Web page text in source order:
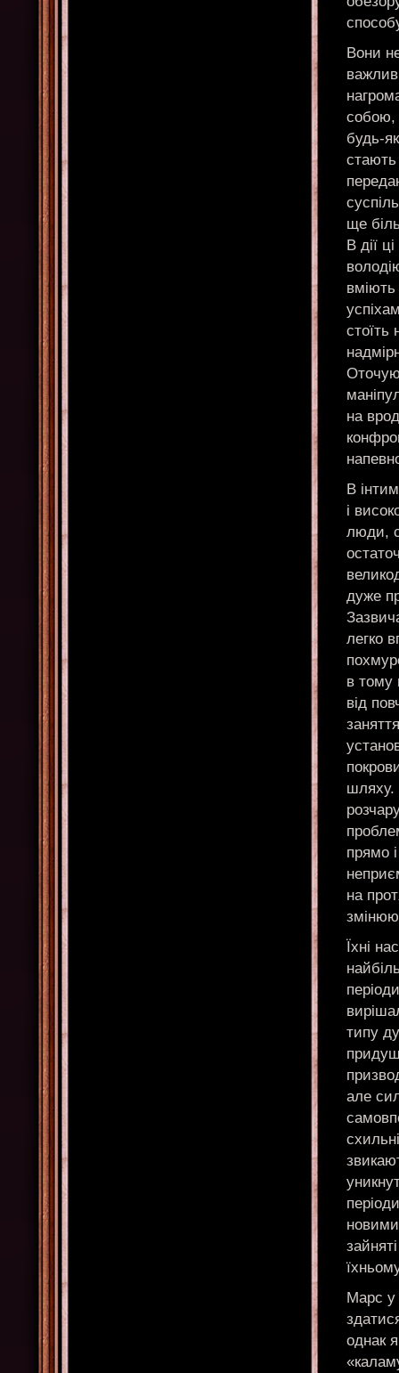
Вони
собою,
будь-
ще
В дії
вміють
стоїть
на
В
і
люди,
дуже
легко
в тому
від
шляху.
прямо
на
Їхні
типу
але
Марс у
однак